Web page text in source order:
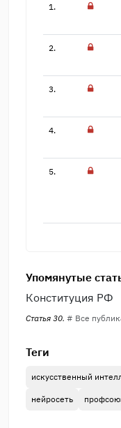
1.
2.
3.
4.
5.
Упомянутые
Конституция РФ
Статья 30. # Все
Теги
искусственный
нейросеть